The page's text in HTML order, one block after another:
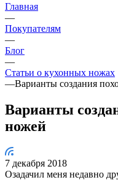
Главная
—
Покупателям
—
Блог
—
Статьи о кухонных ножах
—Варианты создания
Варианты
ножей
7 декабря 2018
Озадачил меня недавно